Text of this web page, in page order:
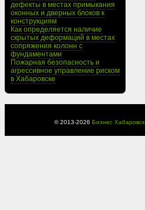
дефекты в местах примыкания
оконных и дверных блоков к
конструкциям
Как определяется наличие
скрытых деформаций в местах
сопряжения колонн с
фундаментами
Пожарная безопасность и
агрессивное управление риском
в Хабаровске
© 2013-2026 Бизнес Хабаровск